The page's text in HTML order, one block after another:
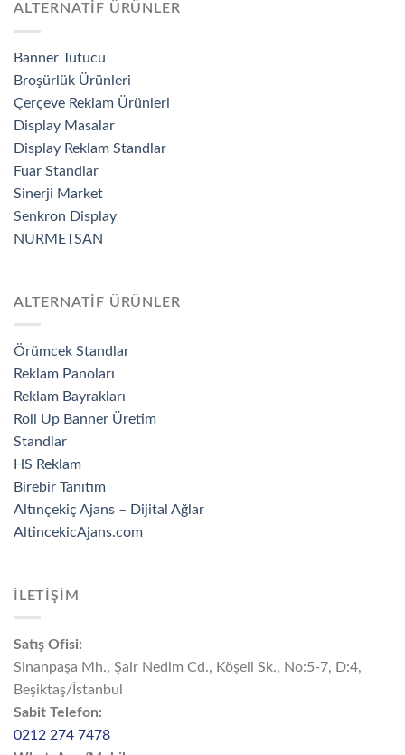
ALTERNATİF ÜRÜNLER
Banner Tutucu
Broşürlük Ürünleri
Çerçeve Reklam Ürünleri
Display Masalar
Display Reklam Standlar
Fuar Standlar
Sinerji Market
Senkron Display
NURMETSAN
ALTERNATİF ÜRÜNLER
Örümcek Standlar
Reklam Panoları
Reklam Bayrakları
Roll Up Banner Üretim
Standlar
HS Reklam
Birebir Tanıtım
Altınçekiç Ajans – Dijital Ağlar
AltincekicAjans.com
İLETİŞİM
Satış Ofisi:
Sinanpaşa Mh., Şair Nedim Cd., Köşeli Sk., No:5-7, D:4,
Beşiktaş/İstanbul
Sabit Telefon:
0212 274 7478